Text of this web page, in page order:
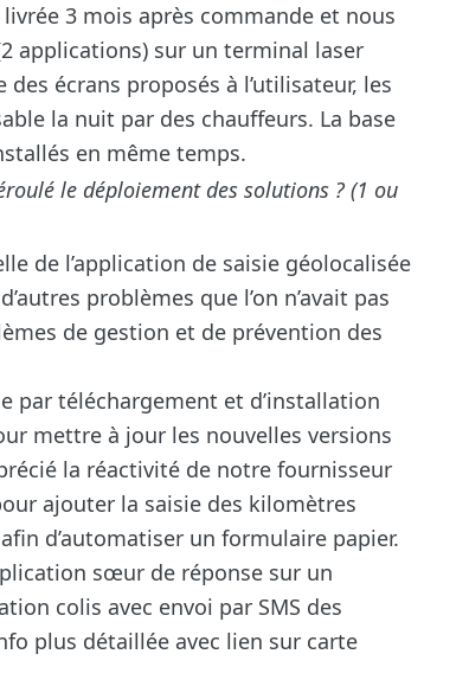
3 mois après commande et nous
applications) sur un terminal laser
écrans proposés à l’utilisateur, les
la nuit par des chauffeurs. La base
en même temps.
le déploiement des solutions ? (1 ou
de l’application de saisie géolocalisée
problèmes que l’on n’avait pas
de gestion et de prévention des
par téléchargement et d’installation
mettre à jour les nouvelles versions
la réactivité de notre fournisseur
ajouter la saisie des kilomètres
d’automatiser un formulaire papier.
sœur de réponse sur un
colis avec envoi par SMS des
plus détaillée avec lien sur carte